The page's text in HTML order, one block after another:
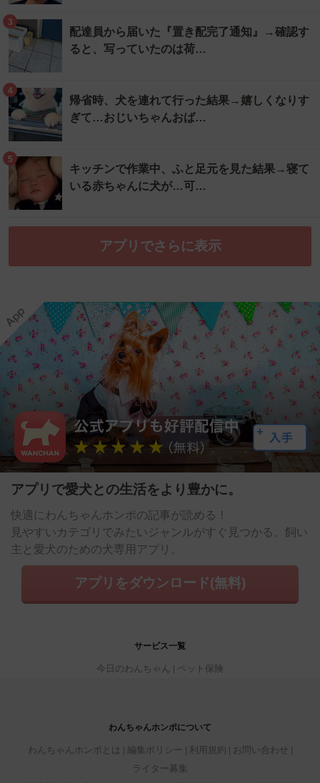
3
配達員から届いた『置き配完了通知』→確認す
ると、写っていたのは荷…
4
帰省時、犬を連れて行った結果→嬉しくなりす
ぎて…おじいちゃんおば…
5
キッチンで作業中、ふと足元を見た結果→寝て
いる赤ちゃんに犬が…可…
アプリでさらに表示
アプリで愛犬との生活をより豊かに。
快適にわんちゃんホンポの記事が読める！
見やすいカテゴリでみたいジャンルがすぐ見つかる。飼い
主と愛犬のための犬専用アプリ。
アプリをダウンロード(無料)
サービス一覧
今日のわんちゃん ペット保険
わんちゃんホンポについて
わんちゃんホンポとは 編集ポリシー 利用規約
お問い合わせ
ライター募集